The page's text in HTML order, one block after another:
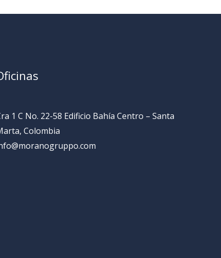
1 C No. 22-58 Edificio Bahía Centro – Santa
Colombia